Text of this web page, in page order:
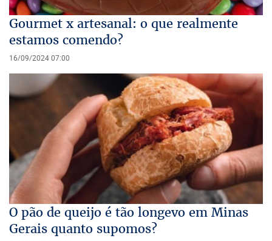
Gourmet x artesanal: o que realmente
estamos comendo?
16/09/2024 07:00
O pão de queijo é tão longevo em Minas
Gerais quanto supomos?